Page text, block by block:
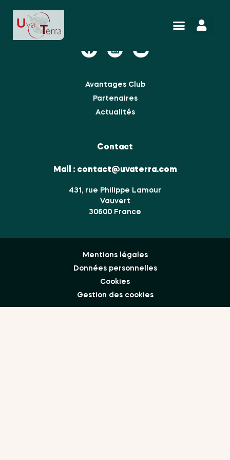
Avantages Club
Partenaires
Actualités
Contact
Mail : contact@uvaterra.com
431, rue Philippe Lamour
Vauvert
30600 France
Mentions légales
Données personnelles
Cookies
Gestion des cookies